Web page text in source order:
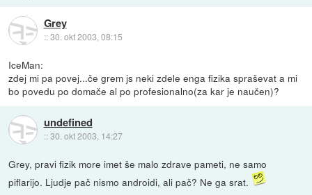
Grey
::30. okt 2003, 08:15
IceMan:
zdej mi pa povej...če grem js neki zdele enga fizika spraševat a mi
bo povedu po domače al po profesionalno(za kar je naučen)?
undefined
::30. okt 2003, 14:27
Grey, pravi fizik more imet še malo zdrave pameti, ne samo
piflarijo. Ljudje pač nismo androidi, ali pač? Ne ga srat.